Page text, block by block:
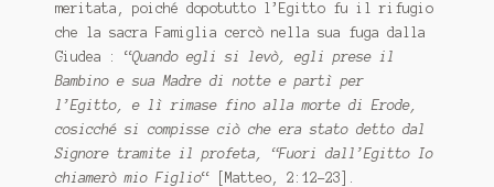
meritata, poiché dopotutto l’Egitto fu il rifugio
che la sacra Famiglia cercò nella sua fuga dalla
Giudea : “Quando egli si levò, egli prese il
Bambino e sua Madre di notte e partì per
l’Egitto, e lì rimase fino alla morte di Erode,
cosicché si compisse ciò che era stato detto dal
Signore tramite il profeta, “Fuori dall’Egitto Io
chiamerò mio Figlio“ [Matteo, 2:12-23].